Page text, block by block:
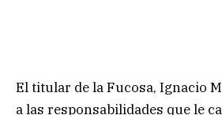
El titular de la Fucosa, Ignacio
a las responsabilidades que le